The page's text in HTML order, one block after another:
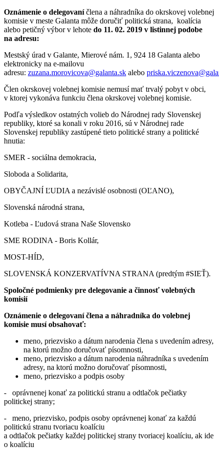
Oznámenie o delegovaníčlena a náhradníka do okrskovej volebnej
komisie v meste Galanta môže doručiť politická strana, koalícia
alebo petičný výbor v lehote do 11. 02. 2019 v listinnej podobe
na adresu:
Mestský úrad v Galante, Mierové nám. 1, 924 18 Galanta alebo
elektronicky na e-mailovu
adresu: zuzana.morovicova@galanta.sk alebo
Člen okrskovej volebnej komisie nemusí mať trvalý pobyt v obci,
v ktorej vykonáva funkciu člena okrskovej volebnej komisie.
Podľa výsledkov ostatných volieb do Národnej rady Slovenskej
republiky, ktoré sa konali v roku 2016, sú v Národnej rade
Slovenskej republiky zastúpené tieto politické strany a politické
hnutia:
SMER - sociálna demokracia,
Sloboda a Solidarita,
OBYČAJNÍ ĽUDIA a nezávislé osobnosti (OĽANO),
Slovenská národná strana,
Kotleba - Ľudová strana Naše Slovensko
SME RODINA - Boris Kollár,
MOST-HÍD,
SLOVENSKÁ KONZERVATÍVNA STRANA (predtým #SIEŤ).
Spoločné podmienky pre delegovanie a činnosť volebných
komisií
Oznámenie o delegovaní člena a náhradníka do volebnej
komisie musí obsahovať:
meno, priezvisko a dátum narodenia člena s uvedením adresy,
na ktorú možno doručovať písomnosti,
meno, priezvisko a dátum narodenia náhradníka s uvedením
adresy, na ktorú možno doručovať písomnosti,
meno, priezvisko a podpis osoby
- oprávnenej konať za politickú stranu a odtlačok pečiatky
politickej strany;
- meno, priezvisko, podpis osoby oprávnenej konať za každú
politickú stranu tvoriacu koalíciu
a odtlačok pečiatky každej politickej strany tvoriacej koalíciu, ak ide
o koalíciu